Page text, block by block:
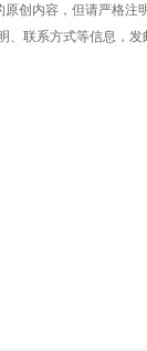
创内容，但请严格注
、联系方式等信息，发